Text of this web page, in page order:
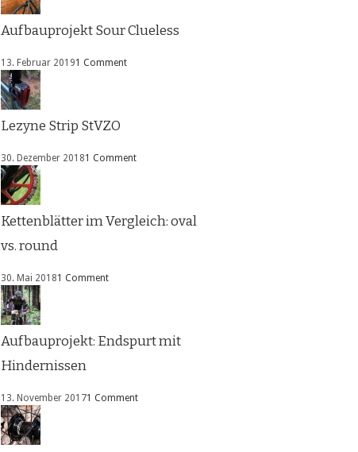
Aufbauprojekt Sour Clueless
13. Februar 20191 Comment
Lezyne Strip StVZO
30. Dezember 20181 Comment
Kettenblätter im Vergleich: oval
vs. round
30. Mai 20181 Comment
Aufbauprojekt: Endspurt mit
Hindernissen
13. November 20171 Comment